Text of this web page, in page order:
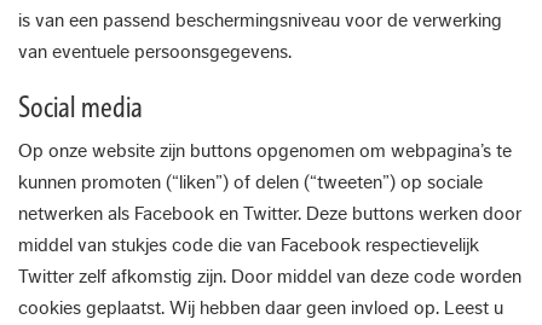
is van een passend beschermingsniveau voor de verwerking
van eventuele persoonsgegevens.
Social media
Op onze website zijn buttons opgenomen om webpagina’s te
kunnen promoten (“liken”) of delen (“tweeten”) op sociale
netwerken als Facebook en Twitter. Deze buttons werken door
middel van stukjes code die van Facebook respectievelijk
Twitter zelf afkomstig zijn. Door middel van deze code worden
cookies geplaatst. Wij hebben daar geen invloed op. Leest u